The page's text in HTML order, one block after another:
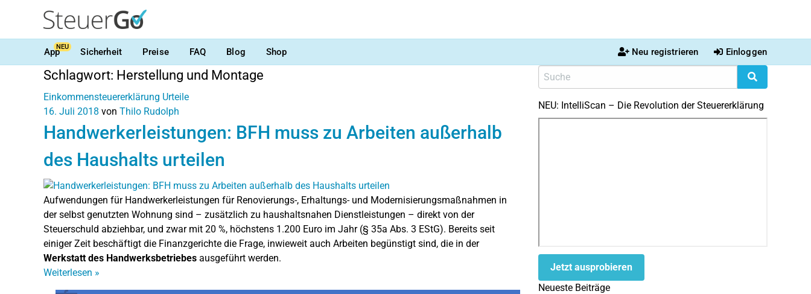
AppNEU Sicherheit Preise FAQ Blog Shop Neu registrieren Einloggen
Schlagwort: Herstellung und Montage
Einkommensteuererklärung Urteile
16. Juli 2018 von Thilo Rudolph
Handwerkerleistungen: BFH muss zu Arbeiten außerhalb
des Haushalts urteilen
Aufwendungen für Handwerkerleistungen für Renovierungs-, Erhaltungs- und Modernisierungsmaßnahmen in
der selbst genutzten Wohnung sind – zusätzlich zu haushaltsnahen Dienstleistungen – direkt von der
Steuerschuld abziehbar, und zwar mit 20 %, höchstens 1.200 Euro im Jahr (§ 35a Abs. 3 EStG). Bereits seit
einiger Zeit beschäftigt die Finanzgerichte die Frage, inwieweit auch Arbeiten begünstigt sind, die in der
Werkstatt des Handwerksbetriebes ausgeführt werden.
Weiterlesen »
NEU: IntelliScan – Die Revolution der Steuererklärung
Jetzt ausprobieren
Neueste Beiträge